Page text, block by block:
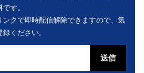
です。
クで即時配信解除できますので、気
ください。